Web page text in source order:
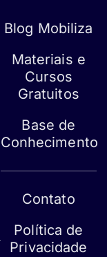
Blog Mobiliza
Materiais e
Cursos
Gratuitos
Base de
Conhecimento
Contato
Política de
Privacidade